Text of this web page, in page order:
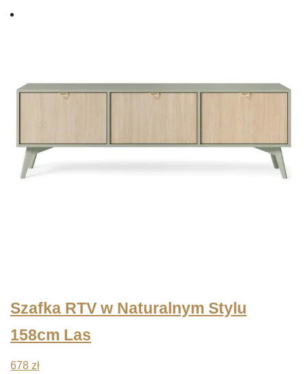
Szafka RTV w Naturalnym Stylu
158cm Las
678 zł